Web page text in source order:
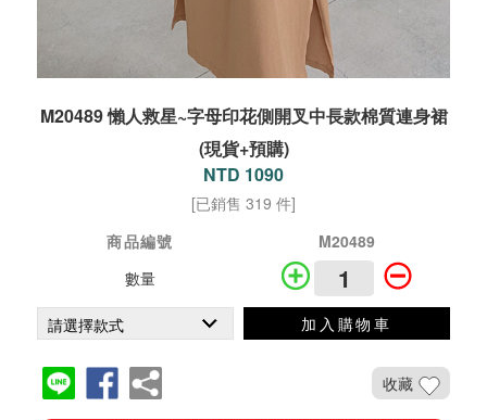
M20489 懶人救星~字母印花側開叉中長款棉質連身裙
(現貨+預購)
NTD 1090
[已銷售 319 件]
商品編號
M20489
數量
加入購物車
收藏